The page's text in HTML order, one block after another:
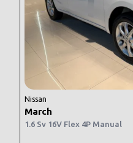
Nissan
March
1.6 Sv 16V Flex 4P Manual